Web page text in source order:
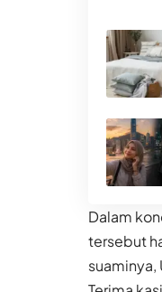
Dalam
tersebut
suaminya,